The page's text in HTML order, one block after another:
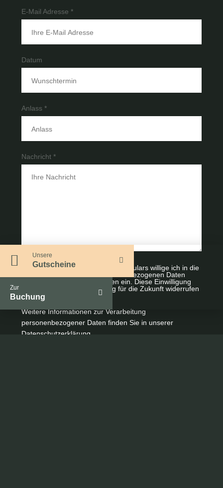
E-Mail Adresse *
Datum
Anlass *
Nachricht *
Mit dem Absenden dieses Formulars willige ich in die
Verarbeitung meiner personenbezogenen Daten
durch den Verantwortlichen ein. Diese Einwilligung
kann ich jederzeit mit Wirkung für die Zukunft widerrufen
*
Weitere Informationen zur Verarbeitung
personenbezogener Daten finden Sie in unserer
Datenschutzerklärung
Unsere
Gutscheine
Zur
Buchung